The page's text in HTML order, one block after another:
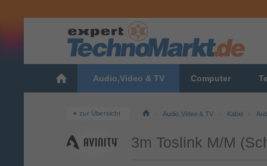
Audio,Video & TV Computer
zur Übersicht Audio,Video & TV Kabel
3m Toslink M/M